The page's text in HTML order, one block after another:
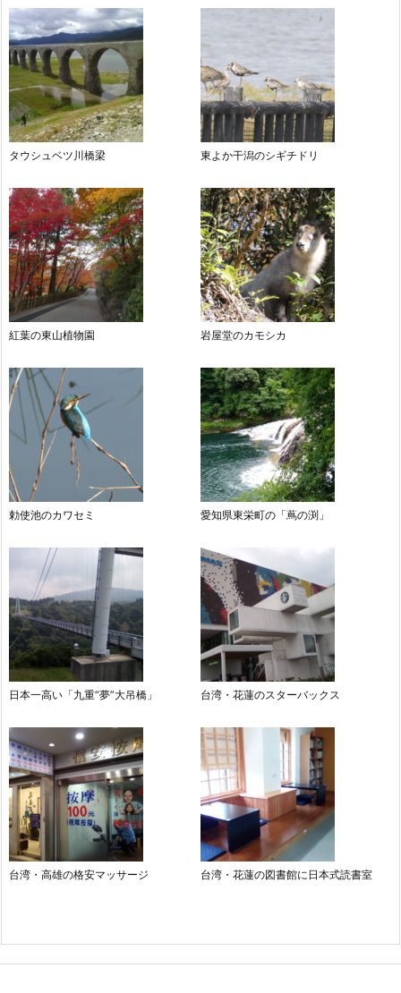
タウシュベツ川橋梁 東よか干潟のシギチドリ
紅葉の東山植物園 岩屋堂のカモシカ
勅使池のカワセミ 愛知県東栄町の「蔦の渕」
日本一高い「九重“夢”大吊橋」 台湾・花蓮のスターバックス
台湾・高雄の格安マッサージ 台湾・花蓮の図書館に日本式読書室